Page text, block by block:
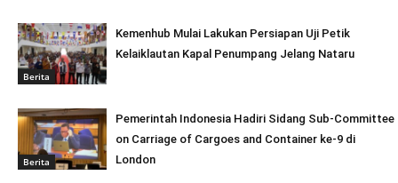
Berita
Kemenhub Mulai Lakukan Persiapan Uji Petik
Kelaiklautan Kapal Penumpang Jelang Nataru
Berita
Pemerintah Indonesia Hadiri Sidang Sub-Committee
on Carriage of Cargoes and Container ke-9 di
London